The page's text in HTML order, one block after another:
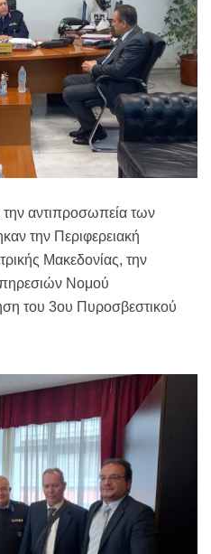
την αντιπροσωπεία των
την Περιφερειακή
Μακεδονίας, την
Νομού
του 3ου Πυροσβεστικού